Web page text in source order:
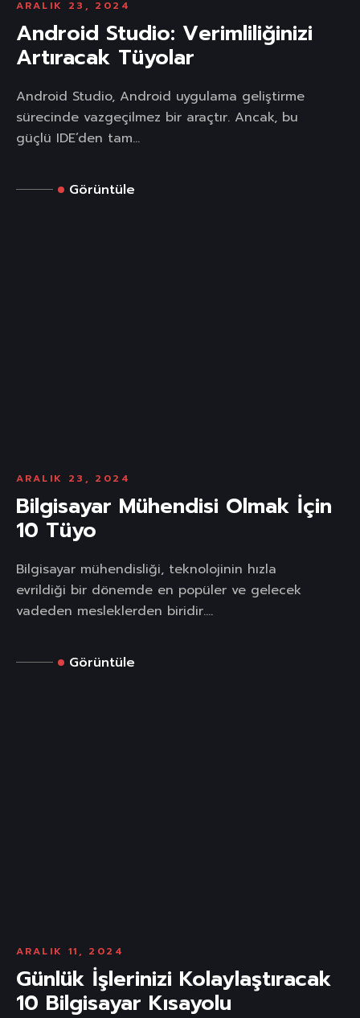
ARALIK 23, 2024
Android Studio: Verimliliğinizi
Artıracak Tüyolar
Android Studio, Android uygulama geliştirme
sürecinde vazgeçilmez bir araçtır. Ancak, bu
güçlü IDE’den tam...
Görüntüle
ARALIK 23, 2024
Bilgisayar Mühendisi Olmak İçin
10 Tüyo
Bilgisayar mühendisliği, teknolojinin hızla
evrildiği bir dönemde en popüler ve gelecek
vadeden mesleklerden biridir....
Görüntüle
ARALIK 11, 2024
Günlük İşlerinizi Kolaylaştıracak
10 Bilgisayar Kısayolu